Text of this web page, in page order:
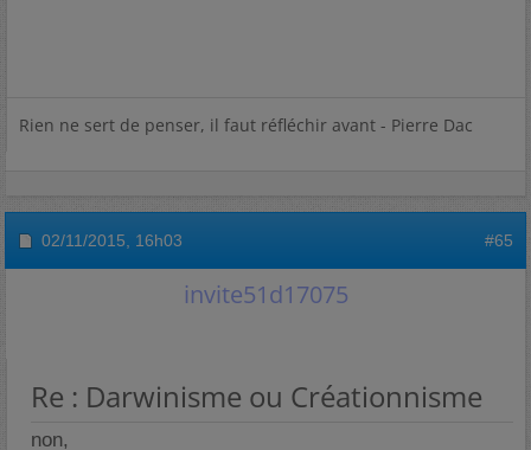
Rien ne sert de penser, il faut réfléchir avant - Pierre Dac
02/11/2015, 16h03 #65
invite51d17075
Re : Darwinisme ou Créationnisme
non,